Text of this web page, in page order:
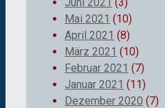
Mai 2021 (10)
April 2021 (8)
März 2021 (10)
Februar 2021 (7)
Januar 2021 (11)
Dezember 2020 (7)